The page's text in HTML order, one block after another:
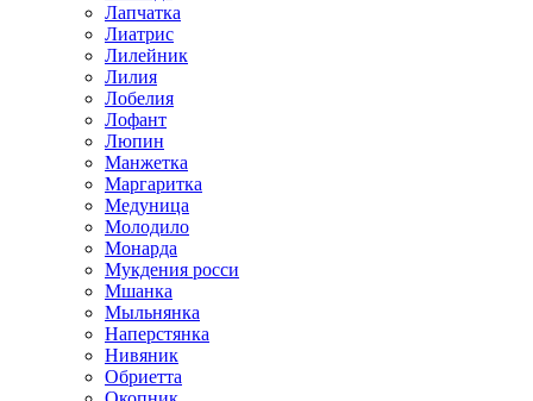
Лапчатка
Лиатрис
Лилейник
Лилия
Лобелия
Лофант
Люпин
Манжетка
Маргаритка
Медуница
Молодило
Монарда
Мукдения росси
Мшанка
Мыльнянка
Наперстянка
Нивяник
Обриетта